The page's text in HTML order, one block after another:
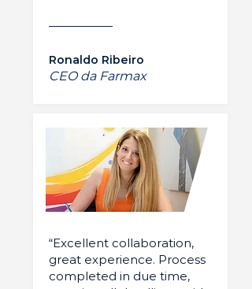
Ronaldo Ribeiro
CEO da Farmax
“Excellent collaboration,
great experience. Process
completed in due time,